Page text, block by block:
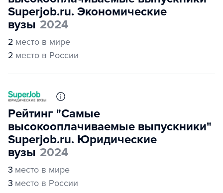
Superjob.ru. Экономические
вузы 2024
2 место в мире
2 место в России
Рейтинг "Самые
высокооплачиваемые выпускники"
Superjob.ru. Юридические
вузы 2024
3 место в мире
3 место в России